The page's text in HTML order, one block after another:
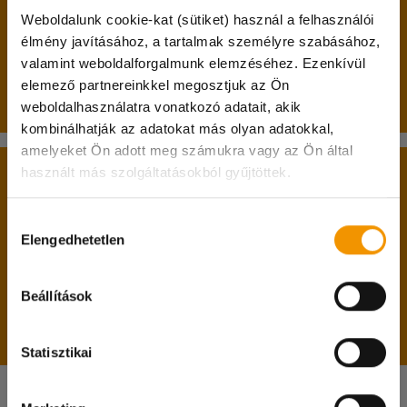
Weboldalunk cookie-kat (sütiket) használ a felhasználói
élmény javításához, a tartalmak személyre szabásához,
valamint weboldalforgalmunk elemzéséhez. Ezenkívül
elemező partnereinkkel megosztjuk az Ön
weboldalhasználatra vonatkozó adatait, akik
kombinálhatják az adatokat más olyan adatokkal,
amelyeket Ön adott meg számukra vagy az Ön által
használt más szolgáltatásokból gyűjtöttek.
kiválasztása
Elengedhetetlen
Beállítások
Statisztikai
Kedves diákok!
A hőségriadóra való tekintettel 07.31. és 08.04.
között irodánk zárva tart!
A diakmunka@student.hu e-mail címen és a
alatt is elértek minket, viszont csak online
ügyintézésre lesz lehetőség.
Megértéseteket köszönjük!
betöltött 17. életév;
nappali tagozatos hallgatói jogviszony.
Passzív féléves hallgatók jelentkezését is várjuk!
A belépéshez feltétlenül hozd magaddal:
lakcímkártyádat;
adókártyádat;